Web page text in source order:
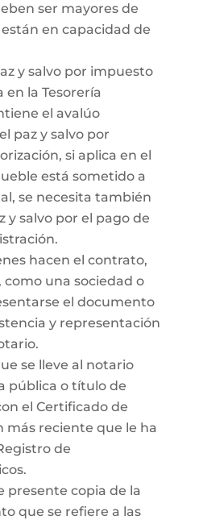
ser mayores de
en capacidad de
y salvo por impuesto
en la Tesorería
el avalúo
paz y salvo por
si aplica en el
está sometido a
se necesita también
y salvo por el pago de
hacen el contrato,
una sociedad o
el documento
y representación
se lleve al notario
pública o título de
el Certificado de
más reciente que le ha
de
presente copia de la
que se refiere a las